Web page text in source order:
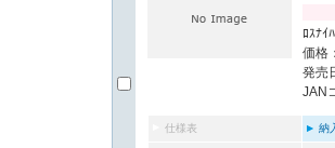
ﾛｽﾅｲ
価格
発売
JAN
仕様表 納